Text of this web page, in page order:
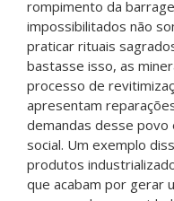
rompimento da
impossibilitados não
praticar rituais
bastasse isso, as
processo de
apresentam
demandas desse
social. Um exemplo
produtos
que acabam por gerar